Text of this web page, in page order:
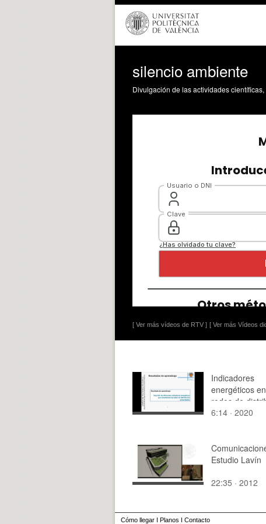
silencio ambiente
Divulgación de las actividades
[ Ver más vídeos de RTV ] [ Ver más Vídeos
Indicadores
energéticos
redes de
presión
6:14 · 2020
Estudio Lavín
22:35 · 2012
Cómo llegar I Planos I Contacto